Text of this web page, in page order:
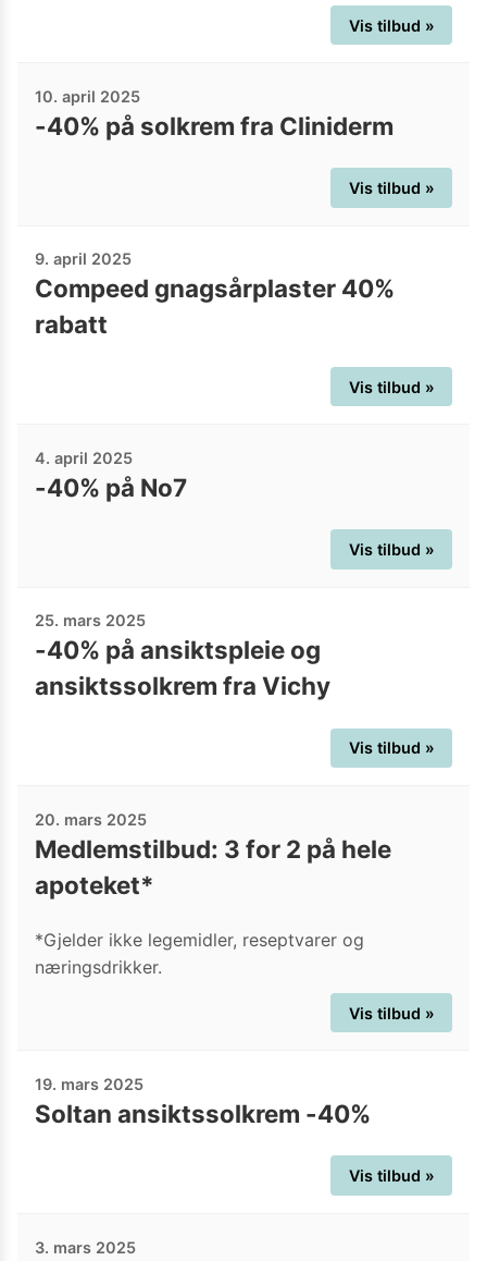
Vis tilbud »
10. april 2025
-40% på solkrem fra Cliniderm
Vis tilbud »
9. april 2025
Compeed gnagsårplaster 40%
rabatt
Vis tilbud »
4. april 2025
-40% på No7
Vis tilbud »
25. mars 2025
-40% på ansiktspleie og
ansiktssolkrem fra Vichy
Vis tilbud »
20. mars 2025
Medlemstilbud: 3 for 2 på hele
apoteket*
*Gjelder ikke legemidler, reseptvarer og
næringsdrikker.
Vis tilbud »
19. mars 2025
Soltan ansiktssolkrem -40%
Vis tilbud »
3. mars 2025